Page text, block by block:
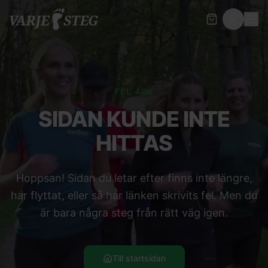
FEL 404
SIDAN KUNDE INTE
HITTAS
Hoppsan! Sidan du letar efter finns inte längre,
har flyttat, eller så har länken skrivits fel. Men du
är bara några steg från rätt väg igen.
Till startsidan